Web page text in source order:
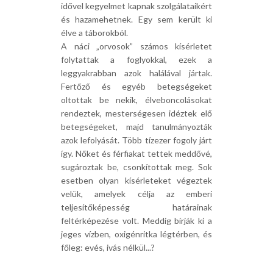
idővel kegyelmet kapnak szolgálataikért
és hazamehetnek. Egy sem került ki
élve a táborokból.
A náci „orvosok” számos kísérletet
folytattak a foglyokkal, ezek a
leggyakrabban azok halálával jártak.
Fertőző és egyéb betegségeket
oltottak be nekik, élveboncolásokat
rendeztek, mesterségesen idéztek elő
betegségeket, majd tanulmányozták
azok lefolyását. Több tízezer fogoly járt
így. Nőket és férfiakat tettek meddővé,
sugároztak be, csonkítottak meg. Sok
esetben olyan kísérleteket végeztek
velük, amelyek célja az emberi
teljesítőképesség határainak
feltérképezése volt. Meddig bírják ki a
jeges vízben, oxigénritka légtérben, és
főleg: evés, ivás nélkül...?